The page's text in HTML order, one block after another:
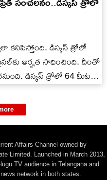
డిస్కస్ త్రోలో
అర్హత సాధించింది. దీంతో
డిస్కస్ త్రోలో 64 మీటర్ల
Affairs Channel owned by
Limited. Launched in March 2013,
TV audience in Telangana and
network in both states.